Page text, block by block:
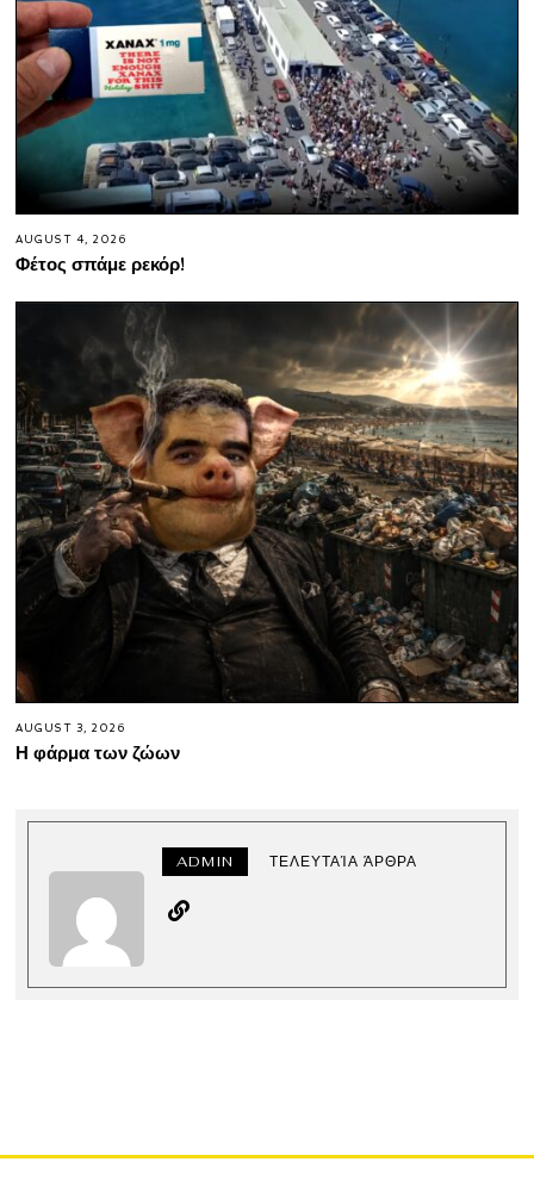
AUGUST 4, 2026
Φέτος σπάμε ρεκόρ!
AUGUST 3, 2026
Η φάρμα των ζώων
ADMIN ΤΕΛΕΥΤΑΊΑ ΆΡΘΡΑ